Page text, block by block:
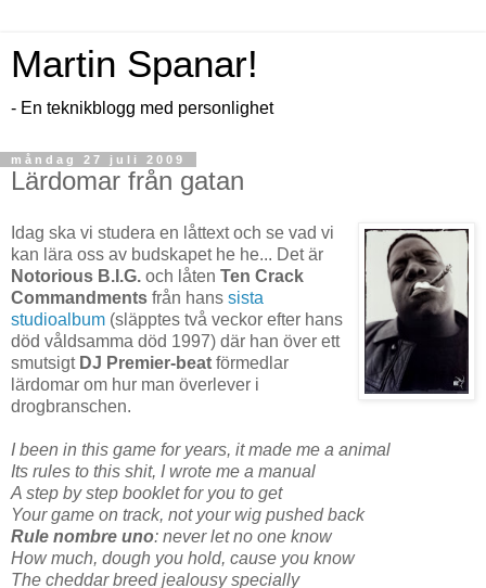
Martin Spanar!
- En teknikblogg med personlighet
måndag 27 juli 2009
Lärdomar från gatan
Idag ska vi studera en låttext och se vad vi
kan lära oss av budskapet he he... Det är
Notorious B.I.G. och låten Ten Crack
Commandments från hans sista
studioalbum (släpptes två veckor efter hans
död våldsamma död 1997) där han över ett
smutsigt DJ Premier-beat förmedlar
lärdomar om hur man överlever i
drogbranschen.
I been in this game for years, it made me a animal
Its rules to this shit, I wrote me a manual
A step by step booklet for you to get
Your game on track, not your wig pushed back
Rule nombre uno: never let no one know
How much, dough you hold, cause you know
The cheddar breed jealousy specially